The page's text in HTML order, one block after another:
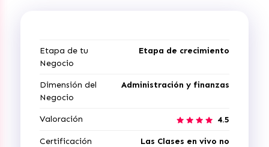
Etapa de tu
Negocio
Etapa de crecimiento
Dimensión del
Negocio
Administración y finanzas
Valoración 4.5
Certificación
Las Clases en vivo no